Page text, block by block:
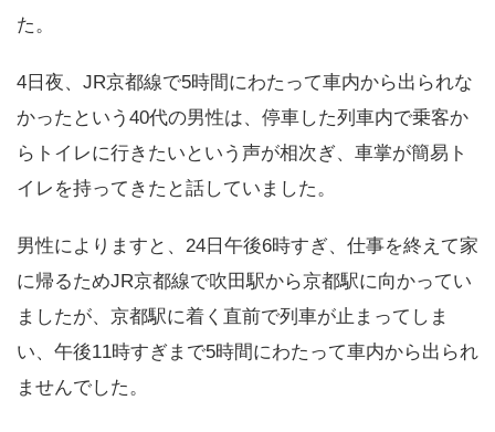
た。
4日夜、JR京都線で5時間にわたって車内から出られな
かったという40代の男性は、停車した列車内で乗客か
らトイレに行きたいという声が相次ぎ、車掌が簡易ト
イレを持ってきたと話していました。
男性によりますと、24日午後6時すぎ、仕事を終えて家
に帰るためJR京都線で吹田駅から京都駅に向かってい
ましたが、京都駅に着く直前で列車が止まってしま
い、午後11時すぎまで5時間にわたって車内から出られ
ませんでした。